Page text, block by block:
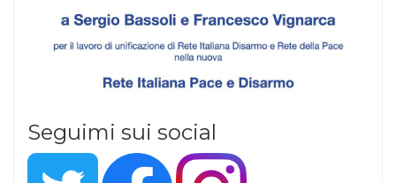
Seguimi sui social